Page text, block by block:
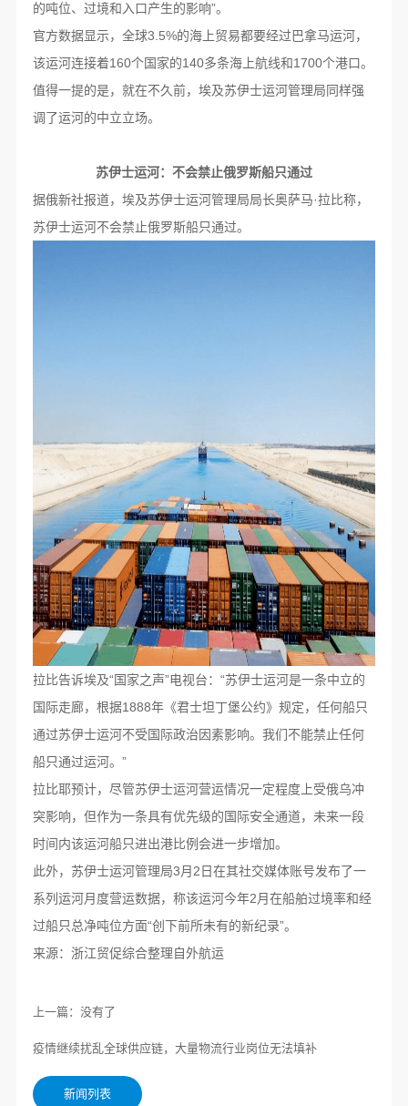
的吨位、过境和入口产生的影响”。
官方数据显示，全球3.5%的海上贸易都要经过巴拿马运河，
该运河连接着160个国家的140多条海上航线和1700个港口。
值得一提的是，就在不久前，埃及苏伊士运河管理局同样强
调了运河的中立立场。
苏伊士运河：不会禁止俄罗斯船只通过
据俄新社报道，埃及苏伊士运河管理局局长奥萨马·拉比称，
苏伊士运河不会禁止俄罗斯船只通过。
拉比告诉埃及“国家之声”电视台：“苏伊士运河是一条中立的
国际走廊，根据1888年《君士坦丁堡公约》规定，任何船只
通过苏伊士运河不受国际政治因素影响。我们不能禁止任何
船只通过运河。”
拉比耶预计，尽管苏伊士运河营运情况一定程度上受俄乌冲
突影响，但作为一条具有优先级的国际安全通道，未来一段
时间内该运河船只进出港比例会进一步增加。
此外，苏伊士运河管理局3月2日在其社交媒体账号发布了一
系列运河月度营运数据，称该运河今年2月在船舶过境率和经
过船只总净吨位方面“创下前所未有的新纪录”。
来源：浙江贸促综合整理自外航运
上一篇： 没有了
疫情继续扰乱全球供应链，大量物流行业岗位无法填补
新闻列表